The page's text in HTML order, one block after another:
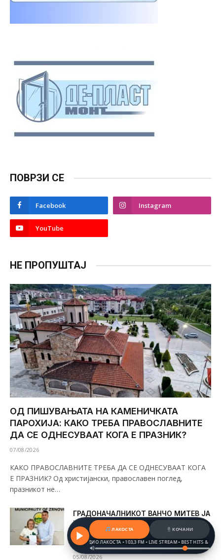
ПОВРЗИ СЕ
Facebook Instagram
YouTube
НЕ ПРОПУШТАЈ
ОД ПИШУВАЊАТА НА КАМЕНИЧКАТА
ПАРОХИЈА: КАКО ТРЕБА ПРАВОСЛАВНИТЕ
ДА СЕ ОДНЕСУВААТ КОГА Е ПРАЗНИК?
07/08/2026
КАКО ПРАВОСЛАВНИТЕ ТРЕБА ДА СЕ ОДНЕСУВААТ КОГА
Е ПРАЗНИК? Од христијански, православен поглед,
празникот не…
ГРАДОНАЧАЛНИКОТ ВАНЧО МИТЕВ ЈА
НАЗНАЧИ ЉУПКА ЃОРГИЕВА
АТАНАСОВА ЗА ЗАМЕНИК
ГРАДОНАЧАЛНИК НА ЗРНОВЦИ
05/08/2026
ЛАКОСТА
КОЧАНИ
& BALKAN BEATS
РАДИО ЛАКОСТА • 103,3 FM • LIVE STREAM • BEST HITS & BALKAN